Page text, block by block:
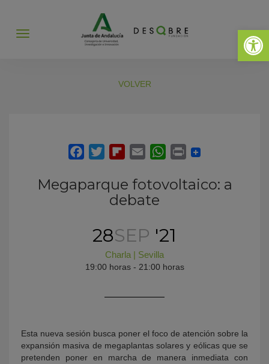
Abrir
Abrir
VOLVER
Megaparque fotovoltaico: a
debate
28SEP '21
Charla | Sevilla
19:00 horas - 21:00 horas
Esta nueva sesión busca poner el foco de atención sobre la
expansión masiva de megaplantas solares y eólicas que se
pretenden poner en marcha de manera inmediata con